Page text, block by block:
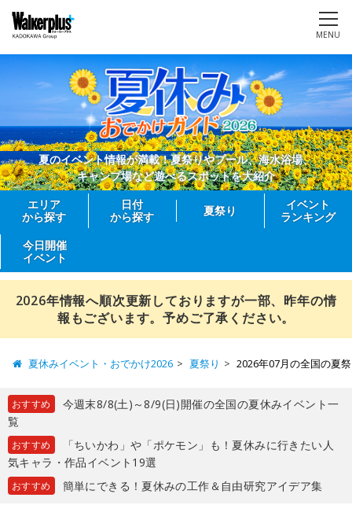
MENU
夏のイベント情報が満載！夏祭りやプール、海水浴場、
キャンプ場など遊べるスポットを大紹介
エリア
から探す
日付
から探す
夏祭り
イベント
ランキング
今日開催
イベント
2026年情報へ順次更新しておりますが一部、昨年の情
報もございます。予めご了承ください。
夏休みイベント・おでかけ2026 夏祭り 2026年07月の全国の夏
おすすめ
今週末8/8(土)～8/9(日)開催の全国の夏休みイベント一
覧
おすすめ
「ちいかわ」や「ポケモン」も！夏休みに行きたい人
気キャラ・作品イベント19選
おすすめ 簡単にできる！夏休みの工作＆自由研究アイデア集